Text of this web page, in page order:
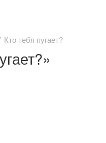
Кто тебя пугает?